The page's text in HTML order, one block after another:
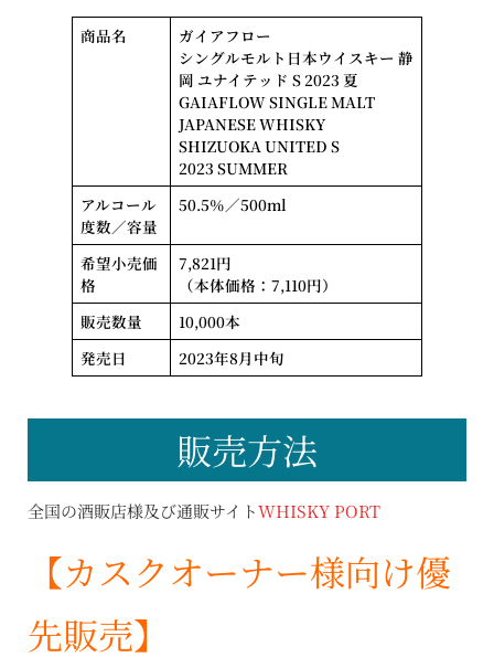
商品名
ガイアフロー
シングルモルト日本ウイスキー 静
岡 ユナイテッド S 2023 夏
GAIAFLOW SINGLE MALT
JAPANESE WHISKY
SHIZUOKA UNITED S
2023 SUMMER
アルコール
度数／容量
50.5％／500ml
希望小売価
格
7,821円
（本体価格：7,110円）
販売数量
10,000本
発売日
2023年8月中旬
販売方法
全国の酒販店様及び通販サイトWHISKY PORT
【カスクオーナー様向け優
先販売】